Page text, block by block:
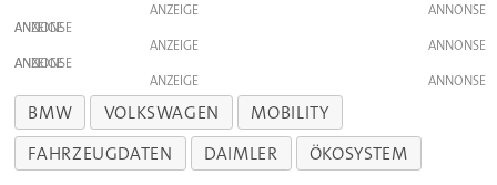
ANZEIGE
ANZEIGE
ANZEIGE
ANZEIGE
ANZEIGE
BMW VOLKSWAGEN
MOBILITY
FAHRZEUGDATEN
DAIMLER ÖKOSYSTEM